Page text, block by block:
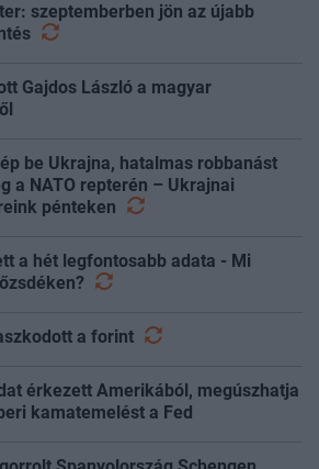
szeptemberben jön az újabb
Gajdos László a magyar
be Ukrajna, hatalmas robbanást
a NATO repterén – Ukrajnai
pénteken
a hét legfontosabb adata - Mi
a forint
érkezett Amerikából, megúszhatja
kamatemelést a Fed